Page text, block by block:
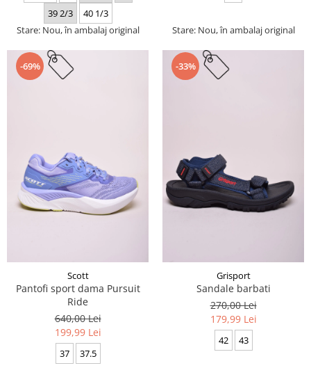
39 2/3
40 1/3
Stare: Nou, în ambalaj original
Stare: Nou, în ambalaj original
-69%
Scott
Pantofi sport dama Pursuit
Ride
640,00 Lei
199,99 Lei
37 37.5
-33%
Grisport
Sandale barbati
270,00 Lei
179,99 Lei
42 43